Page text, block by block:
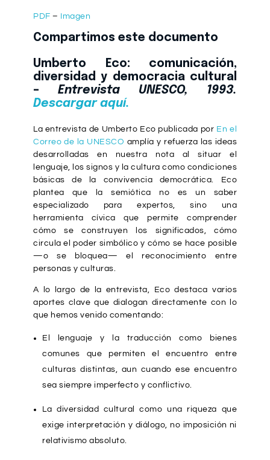
PDF – Imagen
Compartimos este documento
Umberto Eco: comunicación,
diversidad y democracia cultural
– Entrevista UNESCO, 1993.
Descargar aquí.
La entrevista de Umberto Eco publicada por En el
Correo de la UNESCO amplía y refuerza las ideas
desarrolladas en nuestra nota al situar el
lenguaje, los signos y la cultura como condiciones
básicas de la convivencia democrática. Eco
plantea que la semiótica no es un saber
especializado para expertos, sino una
herramienta cívica que permite comprender
cómo se construyen los significados, cómo
circula el poder simbólico y cómo se hace posible
—o se bloquea— el reconocimiento entre
personas y culturas.
A lo largo de la entrevista, Eco destaca varios
aportes clave que dialogan directamente con lo
que hemos venido comentando:
El lenguaje y la traducción como bienes
comunes que permiten el encuentro entre
culturas distintas, aun cuando ese encuentro
sea siempre imperfecto y conflictivo.
La diversidad cultural como una riqueza que
exige interpretación y diálogo, no imposición ni
relativismo absoluto.